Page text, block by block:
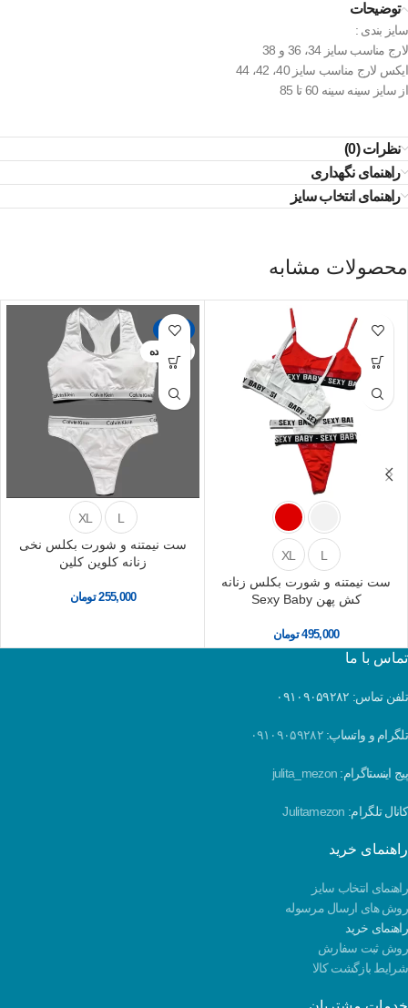
توضیحات
سایز بندی :
لارج مناسب سایز 34، 36 و 38
ایکس لارج مناسب سایز 40، 42، 44
از سایز سینه سینه 60 تا 85
نظرات (0)
راهنمای نگهداری
راهنمای انتخاب سایز
محصولات مشابه
L
XL
ست نیمتنه و شورت بکلس زنانه
کش پهن Sexy Baby
495,000 تومان
-33%
تمام شده
L
XL
ست نیمتنه و شورت بکلس نخی
زنانه کلوین کلین
255,000 تومان
تماس با ما
تلفن تماس: ۰۹۱۰۹۰۵۹۲۸۲
تلگرام و واتساپ:۰۹۱۰۹۰۵۹۲۸۲
پیج اینستاگرام: julita_mezon
کانال تلگرام: Julitamezon
راهنمای خرید
راهنمای انتخاب سایز
روش های ارسال مرسوله
راهنمای خرید
روش ثبت سفارش
شرایط بازگشت کالا